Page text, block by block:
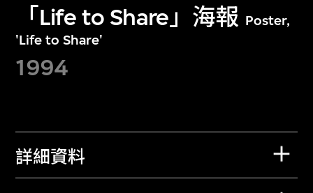
「Life to Share」海報 Poster,
'Life to Share'
1994
詳細資料